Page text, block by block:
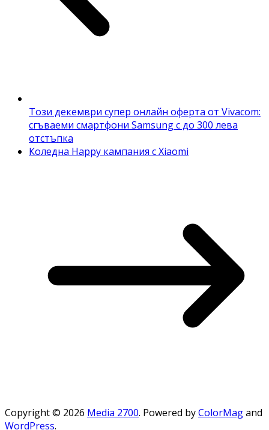
Този декември супер онлайн оферта от Vivacom:
сгъваеми смартфони Samsung с до 300 лева
отстъпка
Коледна Happy кампания с Xiaomi
Copyright © 2026 Media 2700. Powered byColorMagand
WordPress.